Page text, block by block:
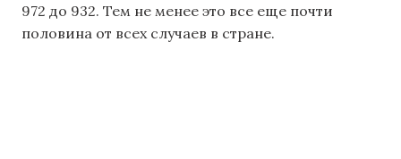
972 до 932. Тем не менее это все еще почти
половина от всех случаев в стране.